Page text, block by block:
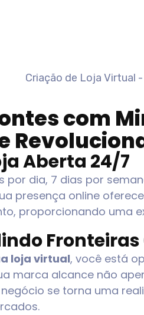
com
Aberta 24/7
por dia, 7 dias por
presença online
proporcionando uma
loja virtual, você está
marca alcance não
se torna uma